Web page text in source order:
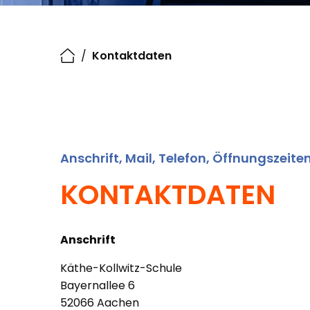
/ Kontaktdaten
Anschrift, Mail, Telefon,
KONTAKTDATEN
Anschrift
Käthe-Kollwitz-Schule
Bayernallee 6
52066 Aachen